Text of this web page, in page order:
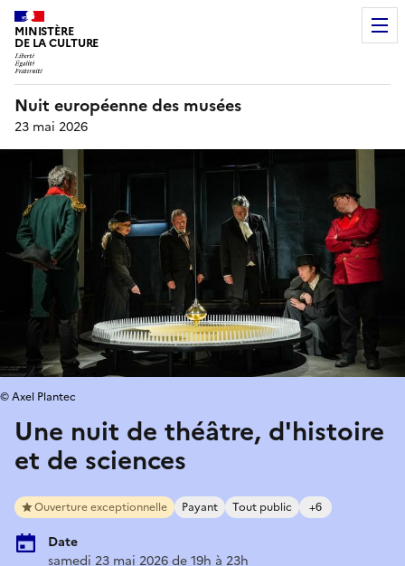
MINISTÈRE
DE LA CULTURE
Nuit européenne des musées
23 mai 2026
Une nuit de théâtre, d'histoire
et de sciences
Ouverture exceptionnelle Payant Tout public +6
Date
samedi 23 mai 2026 de 19h à 23h
© Axel Plantec